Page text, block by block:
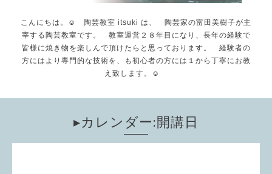
こんにちは。☺️ 陶芸教室 itsuki は、 陶芸家の富田美樹子が主
宰する陶芸教室です。 教室運営２８年目になり、長年の経験で
皆様に焼き物を楽しんで頂けたらと思っております。 経験者の
方にはより専門的な技術を、も初心者の方には１から丁寧にお教
え致します。☺️
▸カレンダー:開講日